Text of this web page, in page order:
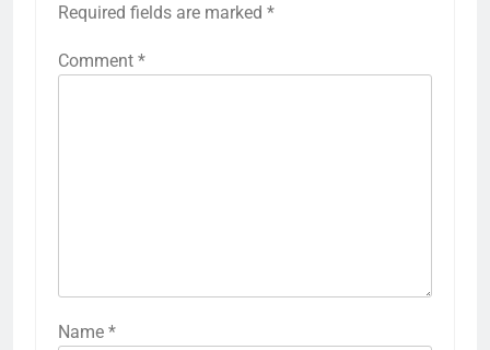
Required fields are marked *
Comment *
Name *